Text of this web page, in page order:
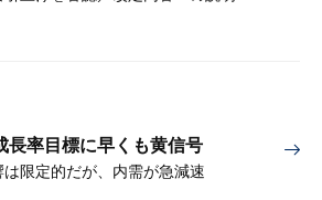
長率目標に早くも黄信号
限定的だが、内需が急減速